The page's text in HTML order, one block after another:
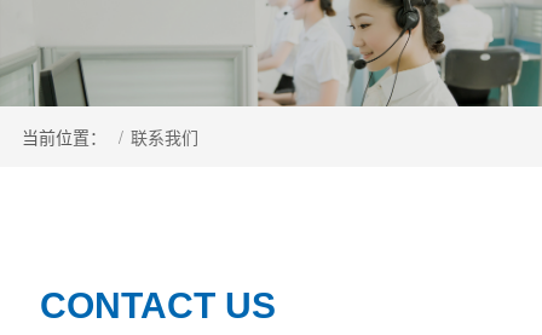
当前位置： / 联系我们
CONTACT US